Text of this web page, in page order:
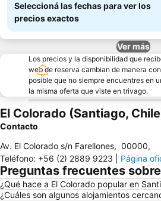
Seleccioná las fechas para ver los
precios exactos
Ver más
Los precios y la disponibilidad que
web de reserva cambian de manera
posible que no siempre encuentres en
la misma oferta que viste en trivago.
El Colorado (Santiago,
Contacto
Av. El Colorado s/n Farellones, 00000,
Teléfono: +56 (2) 2889 9223 Página
Preguntas frecuentes
¿Qué hace a El Colorado popular en
¿Cuáles son algunos alojamientos